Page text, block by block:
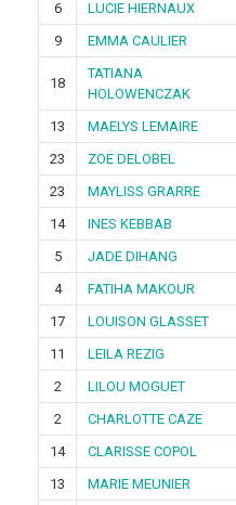
6
LUCIE HIERNAUX
9
EMMA CAULIER
18
TATIANA
HOLOWENCZAK
13 MAELYS LEMAIRE
23
ZOE DELOBEL
23
MAYLISS GRARRE
14
INES KEBBAB
5
JADE DIHANG
4
FATIHA MAKOUR
17
LOUISON GLASSET
11
LEILA REZIG
2
LILOU MOGUET
2
CHARLOTTE CAZE
14
CLARISSE COPOL
13
MARIE MEUNIER